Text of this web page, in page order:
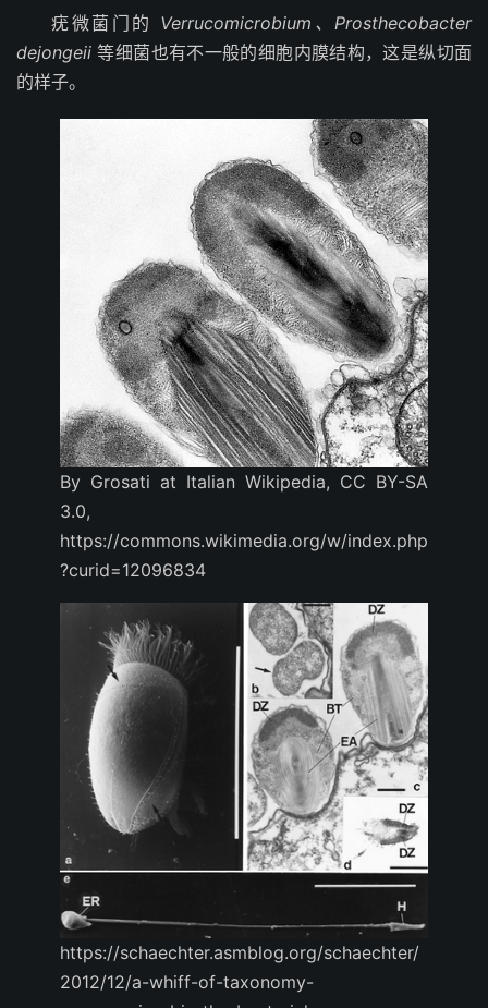
疣微菌门的 Verrucomicrobium、Prosthecobacter
dejongeii 等细菌也有不一般的细胞内膜结构，这是纵切面
的样子。
By Grosati at Italian Wikipedia, CC BY-SA
3.0,
https://commons.wikimedia.org/w/index.php
?curid=12096834
https://schaechter.asmblog.org/schaechter/
2012/12/a-whiff-of-taxonomy-